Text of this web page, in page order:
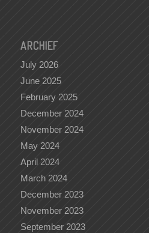
ARCHIEF
July 2026
June 2025
February 2025
December 2024
November 2024
May 2024
April 2024
March 2024
December 2023
November 2023
September 2023